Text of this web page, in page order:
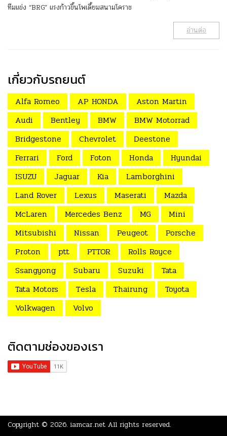
ทีมแข่ง “BRG” แรงก้าวขึ้นโพเดี้ยมสนามโคราช
อ่านต่อ
เกี่ยวกับรถยนต์
Alfa Romeo AP HONDA
Aston Martin
Audi
Bentley BMW
BMW Motorrad
Bridgestone
Chevrolet
Deestone
Ferrari
Ford Foton Honda
Hyundai
ISUZU
Jaguar Kia
Lamborghini
Land Rover
Lexus Maserati
Mazda
McLaren
Mercedes Benz MG
Mini
Mitsubishi
Nissan Peugeot
Porsche
Proton
ptt PTTOR
Rolls Royce
Ssangyong
Subaru Suzuki
Tata
Tata Motors
Tesla Thairung
Toyota
Volkwagen
Volvo
ติดตามช่องของเรา
Copyright © 2026. iamcar.net All rights reserved.